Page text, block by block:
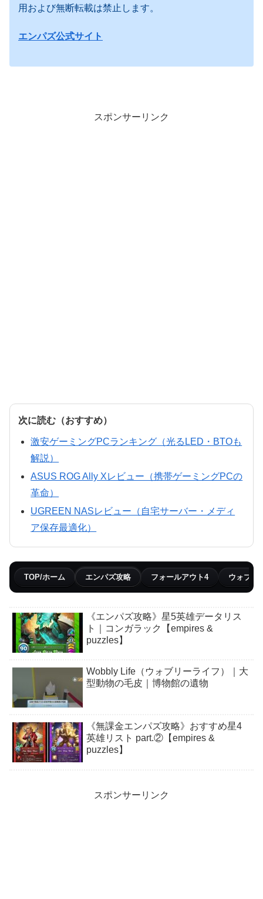
用および無断転載は禁止します。
エンパズ公式サイト
スポンサーリンク
次に読む（おすすめ）
激安ゲーミングPCランキング（光るLED・BTOも
解説）
ASUS ROG Ally Xレビュー（携帯ゲーミングPCの
革命）
UGREEN NASレビュー（自宅サーバー・メディ
ア保存最適化）
TOP/ホーム エンパズ攻略 フォールアウト4 ウォブリ
《エンパズ攻略》星5英雄データリス
ト｜コンガラック【empires &
puzzles】
Wobbly Life（ウォブリーライフ）｜大
型動物の毛皮｜博物館の遺物
《無課金エンパズ攻略》おすすめ星4
英雄リスト part.②【empires &
puzzles】
スポンサーリンク